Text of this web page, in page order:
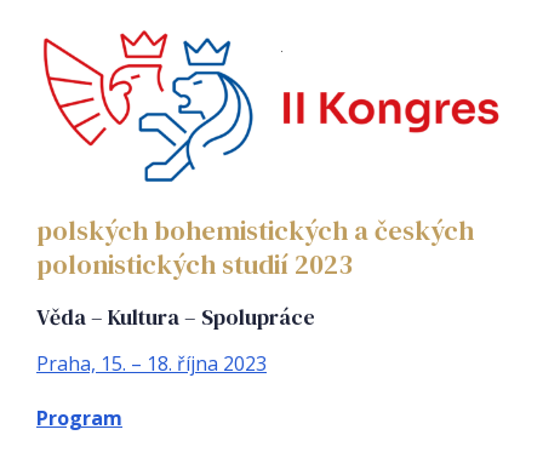
polských bohemistických a českých
polonistických studií 2023
Věda – Kultura – Spolupráce
Praha, 15. – 18. října 2023
Program